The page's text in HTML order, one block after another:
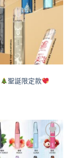
聖誕限定款
Add to
wishlist